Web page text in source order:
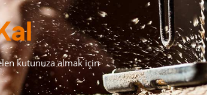
kutunuza almak için